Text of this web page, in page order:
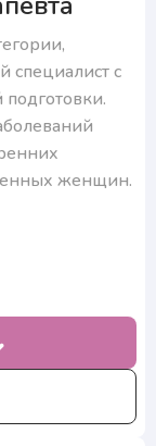
специалист с
женщин.